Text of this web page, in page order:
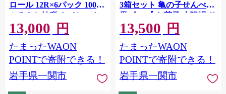
ロール 12R×6パック 100m
ふるさと納税 トイレット
ペーパーシングル 無香料
やわらか まとめ買い 大容
量 倍巻 日用品 生活必需品
備蓄 再生紙 人気 おすすめ
県 一関市
13,000 円
たまったWAON
POINTで寄附できる！
岩手県一関市
3箱セット 亀の子せんべい
黒ゴマ 【 お菓子 古戦場 サ
ウナ サ活 お土産 黒胡麻 老
舗 銘菓 岩手県 一関市 】
13,500 円
たまったWAON
POINTで寄附できる！
岩手県一関市